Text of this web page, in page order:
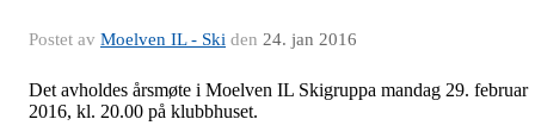
Postet av Moelven IL - Ski den 24. jan 2016
Det avholdes årsmøte i Moelven IL Skigruppa mandag 29. februar
2016, kl. 20.00 på klubbhuset.